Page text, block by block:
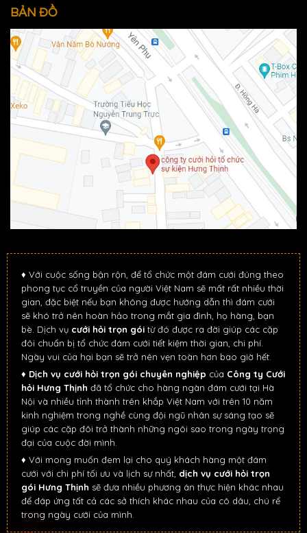
BẢN ĐỒ
♦ Với cuộc sống bận rộn, để tổ chức một đám cưới đúng theo
phong tục cổ truyền của người Việt Nam sẽ mất rất nhiều thời
gian, đặc biệt nếu bạn không được hướng dẫn thì đám cưới
sẽ khó trở nên hoàn hảo trong mắt gia đình, họ hàng, bạn
bè. Dịch vụ cưới hỏi trọn gói từ đó được ra đời giúp các cặp
đôi chuẩn bị tổ chức đám cưới tiết kiệm thời gian, chi phí.
Ngày vui của hại bạn sẽ trở nên vẹn toàn hơn bao giờ hết.
♦ Dịch vụ cưới hỏi trọn gói chuyên nghiệp của Công ty Cưới
hỏi Hưng Thịnh đã tổ chức cho hàng ngàn đám cưới tại Hà
Nội và nhiều tỉnh thành trên khắp Việt Nam với trên 10 năm
kinh nghiệm trong nghề cùng đội ngũ nhân sự sáng tạo sẽ
giúp các cặp đôi trở thành những ngôi sao trong ngày trọng
đại của cuộc đời mình.
♦ Với mong muốn đem lại cho quý khách hàng một đám
cưới với chi phí tối ưu và lịch sự nhất, dịch vụ cưới hỏi trọn
gói Hưng Thịnh sẽ đưa nhiều phương án thực hiện khác nhau
để đáp ứng tất cả các sở thích khác nhau của cô dâu, chú rể
trong ngày cưới của mình.